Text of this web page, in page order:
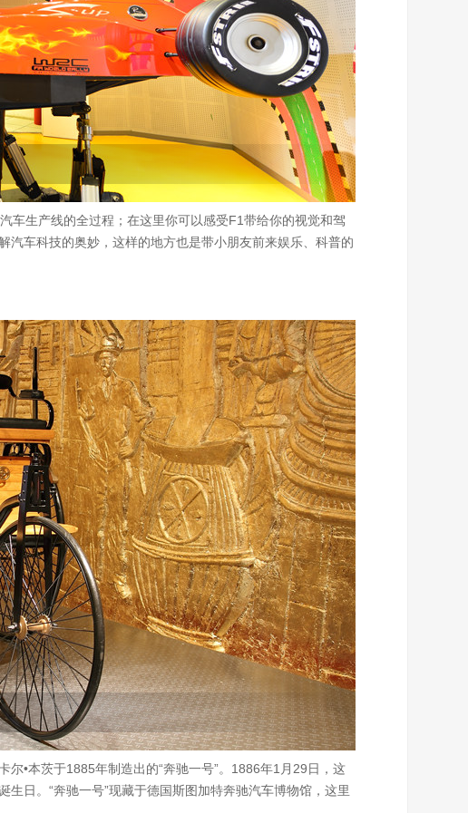
车生产线的全过程；在这里你可以感受F1带给你的视觉和驾
车科技的奥妙，这样的地方也是带小朋友前来娱乐、科普的
•本茨于1885年制造出的“奔驰一号”。1886年1月29日，这
日。“奔驰一号”现藏于德国斯图加特奔驰汽车博物馆，这里